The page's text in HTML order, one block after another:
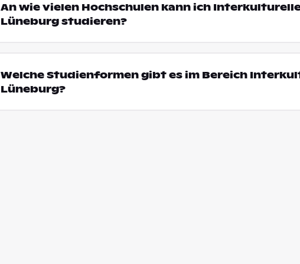
An wie vielen Hochschulen kann ich
Lüneburg studieren?
Welche Studienformen gibt es im Bereich
Lüneburg?